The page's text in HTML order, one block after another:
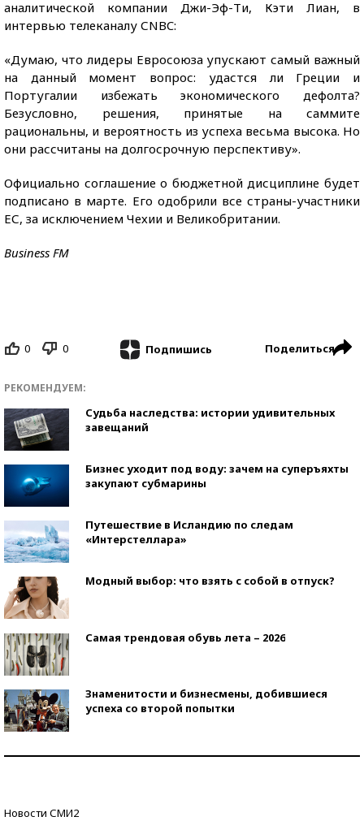
аналитической компании Джи-Эф-Ти, Кэти Лиан, в
интервью телеканалу СNBC:
«Думаю, что лидеры Евросоюза упускают самый важный
на данный момент вопрос: удастся ли Греции и
Португалии избежать экономического дефолта?
Безусловно, решения, принятые на саммите
рациональны, и вероятность из успеха весьма высока. Но
они рассчитаны на долгосрочную перспективу».
Официально соглашение о бюджетной дисциплине будет
подписано в марте. Его одобрили все страны-участники
ЕС, за исключением Чехии и Великобритании.
Business FM
0 0 Подпишись Поделиться
РЕКОМЕНДУЕМ:
Судьба наследства: истории удивительных
завещаний
Бизнес уходит под воду: зачем на суперъяхты
закупают субмарины
Путешествие в Исландию по следам
«Интерстеллара»
Модный выбор: что взять с собой в отпуск?
Самая трендовая обувь лета – 2026
Знаменитости и бизнесмены, добившиеся
успеха со второй попытки
Новости СМИ2